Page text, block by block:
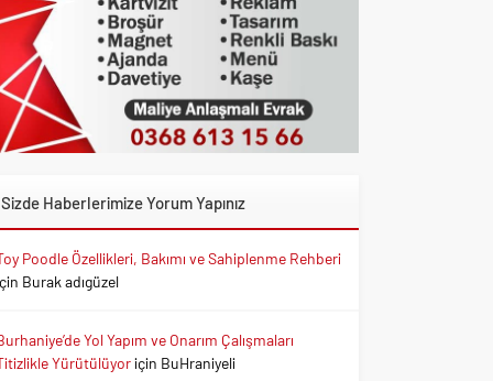
Sizde Haberlerimize Yorum Yapınız
Poodle Özellikleri, Bakımı ve Sahiplenme Rehberi
Burak adıgüzel
Yol Yapım ve Onarım Çalışmaları
Yürütülüyoriçin BuHraniyeli